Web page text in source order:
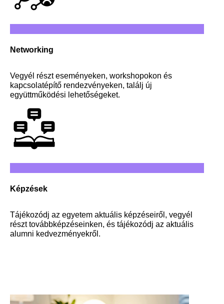
Networking
Vegyél részt eseményeken, workshopokon és
kapcsolatépítő rendezvényeken, találj új
együttműködési lehetőségeket.
Képzések
Tájékozódj az egyetem aktuális képzéseiről, vegyél
részt továbbképzéseinken, és tájékozódj az aktuális
alumni kedvezményekről.